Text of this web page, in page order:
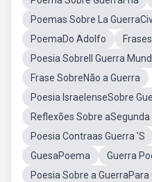
Poemas Sobre La
PoemaDo Adolfo
Poesia SobreII Guerra
Frase SobreNão a Guerra
Poesia IsraelenseSobre
Reflexões Sobre aSegunda
Poesia Contraas Guerra 'S
GuesaPoema
Guerra
Poesia Sobre a GuerraPara